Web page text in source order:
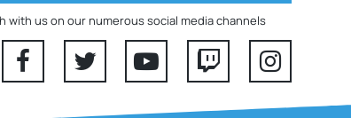
with us on our numerous social media channels